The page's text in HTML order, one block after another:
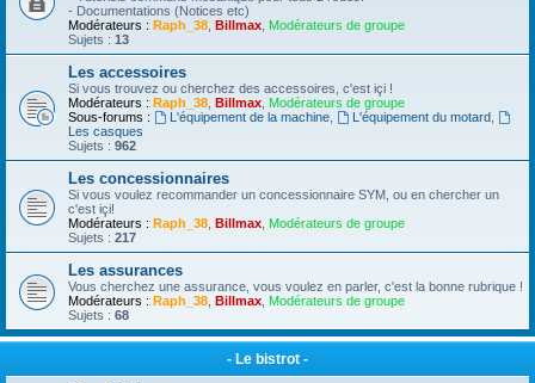
- Documentations (Notices etc)
Modérateurs : Raph_38 Billmax Modérateurs de groupe
Sujets : 13
Les accessoires
Si vous trouvez ou cherchez des accessoires, c'est içi !
Modérateurs : Raph_38 Billmax Modérateurs de groupe
Sous-forums :
L'équipement de la machine, L'équipement du motard,
Les casques
Sujets : 962
Les concessionnaires
Si vous voulez recommander un concessionnaire SYM, ou en chercher un
c'est içi!
Modérateurs : Raph_38 Billmax Modérateurs de groupe
Sujets : 217
Les assurances
Vous cherchez une assurance, vous voulez en parler, c'est la bonne rubrique !
Modérateurs : Raph_38 Billmax Modérateurs de groupe
Sujets : 68
- Le bistrot -